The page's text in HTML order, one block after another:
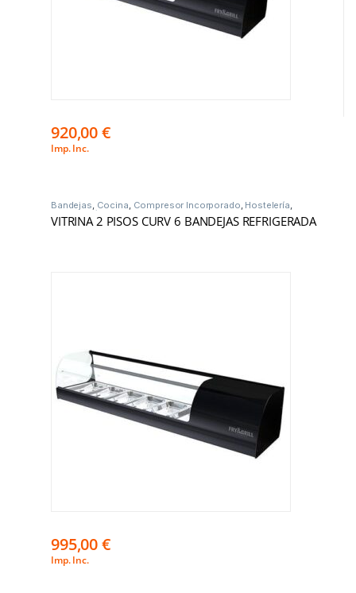
920,00€
Imp. Inc.
Bandejas, Cocina, Compresor Incorporado, Hostelería,
Vitrinas Frío
VITRINA 2 PISOS CURV 6 BANDEJAS REFRIGERADA
995,00€
Imp. Inc.